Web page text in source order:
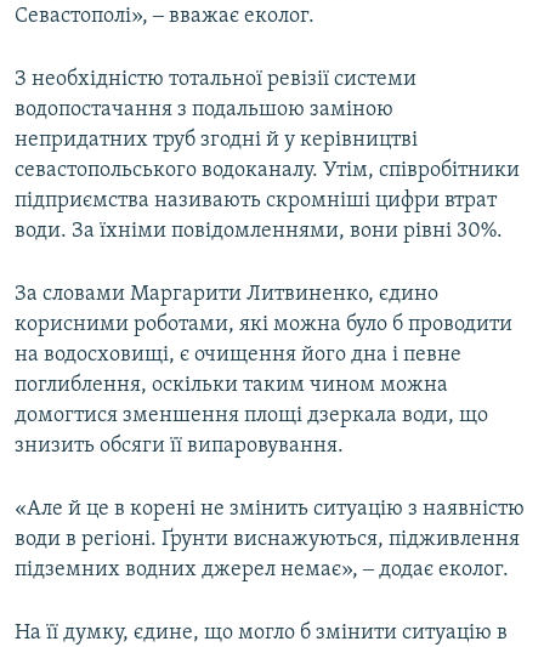
Севастополі», ‒ вважає еколог.
З необхідністю тотальної ревізії системи
водопостачання з подальшою заміною
непридатних труб згодні й у керівництві
севастопольського водоканалу. Утім, співробітники
підприємства називають скромніші цифри втрат
води. За їхніми повідомленнями, вони рівні 30%.
За словами Маргарити Литвиненко, єдино
корисними роботами, які можна було б проводити
на водосховищі, є очищення його дна і певне
поглиблення, оскільки таким чином можна
домогтися зменшення площі дзеркала води, що
знизить обсяги її випаровування.
«Але й це в корені не змінить ситуацію з наявністю
води в регіоні. Ґрунти виснажуються, підживлення
підземних водних джерел немає», ‒ додає еколог.
На її думку, єдине, що могло б змінити ситуацію в